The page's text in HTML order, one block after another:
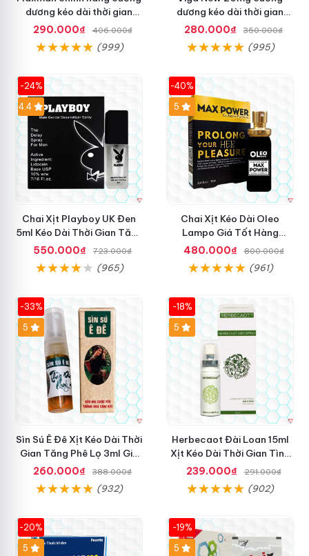
dương kéo dài thời gian
chống xuất tinh sớm hộp 10
viên
290.000₫ 406.000₫
(999)
dương kéo dài thời gian
chống xuất tinh hộp 4 viên
280.000₫ 350.000₫
(995)
-24%
Hot
4.4
Chai Xịt Playboy UK Đen
5ml Kéo Dài Thời Gian Tăng
Khoái Cảm
550.000₫ 723.000₫
(965)
-40%
5
Chai Xịt Kéo Dài Oleo
Lampo Giá Tốt Hàng
Chuẩn Mua Ngay
480.000₫ 800.000₫
(961)
-33%
5
Sìn Sú Ê Đê Xịt Kéo Dài Thời
Gian Tăng Phê Lọ 3ml Giá
Tốt
260.000₫ 388.000₫
(932)
-18%
5
Herbecaot Đài Loan 15ml
Xịt Kéo Dài Thời Gian Tình
Dục Hiệu Quả
239.000₫ 291.000₫
(902)
-20%
5
-19%
5